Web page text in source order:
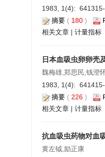
1983, 1(4):
摘要 ( 180 )
相关文章 | 计量指标
日本血吸虫卵卵壳
魏梅雄,郑思民,钱澄
1983, 1(4):
摘要 ( 226 )
相关文章 | 计量指标
抗血吸虫药物对血
黄左钺,励正康